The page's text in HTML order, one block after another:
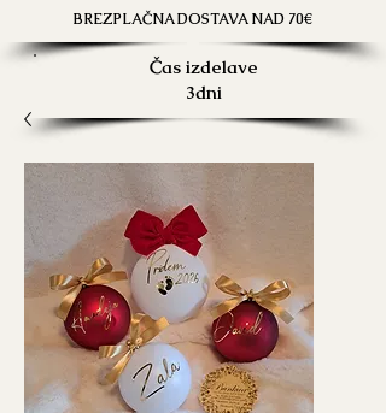
BREZPLAČNA DOSTAVA NAD 70€
Čas izdelave
3dni